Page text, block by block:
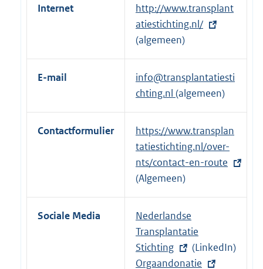
Internet
E
x
t
e
r
n
i
n
k
:
http://www.transplant
atiestichting.nl/
(algemeen)
E-mail
info@transplantatiesti
chting.nl (algemeen)
Contactformulier
E
x
t
e
r
n
e
l
i
https://www.transplan
tatiestichting.nl/over-
nts/contact-en-route
(Algemeen)
Sociale Media
E
x
t
e
Nederlandse
Transplantatie
Stichting
(LinkedIn)
E
Orgaandonatie